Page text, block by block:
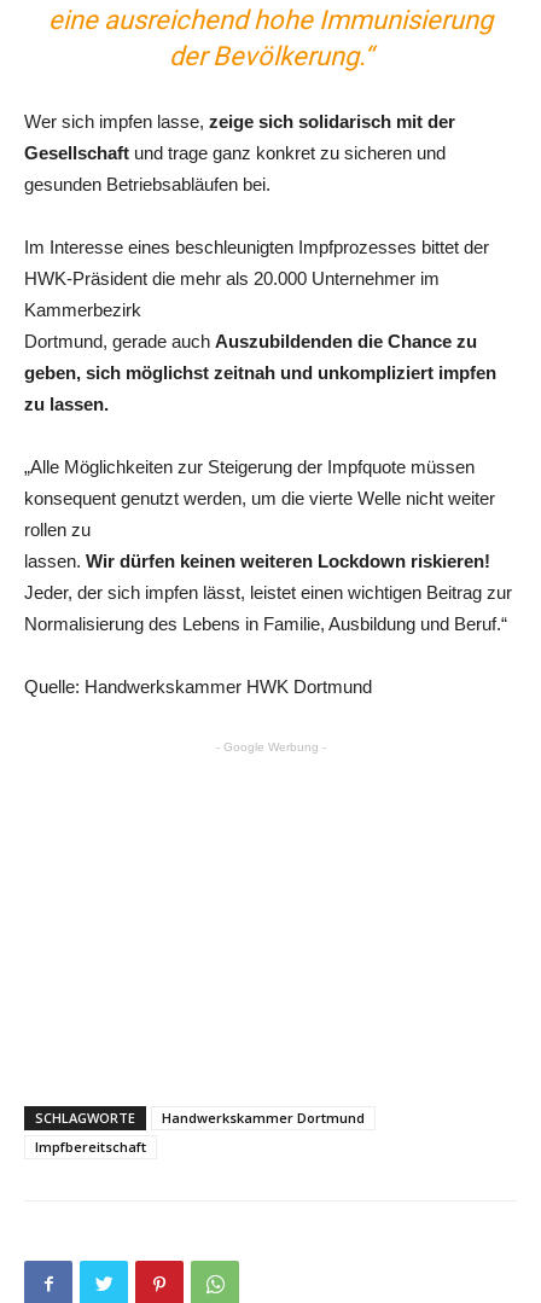
eine ausreichend hohe Immunisierung
der Bevölkerung.“
Wer sich impfen lasse, zeige sich solidarisch mit der
Gesellschaft und trage ganz konkret zu sicheren und
gesunden Betriebsabläufen bei.
Im Interesse eines beschleunigten Impfprozesses bittet der
HWK-Präsident die mehr als 20.000 Unternehmer im
Kammerbezirk
Dortmund, gerade auch Auszubildenden die Chance zu
geben, sich möglichst zeitnah und unkompliziert impfen
zu lassen.
„Alle Möglichkeiten zur Steigerung der Impfquote müssen
konsequent genutzt werden, um die vierte Welle nicht weiter
rollen zu
lassen. Wir dürfen keinen weiteren Lockdown riskieren!
Jeder, der sich impfen lässt, leistet einen wichtigen Beitrag zur
Normalisierung des Lebens in Familie, Ausbildung und Beruf.“
Quelle: Handwerkskammer HWK Dortmund
- Google Werbung -
SCHLAGWORTE
Handwerkskammer Dortmund
Impfbereitschaft